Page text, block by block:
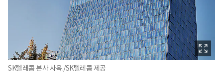
SK텔레콤 본사 사옥./SK텔레콤 제공